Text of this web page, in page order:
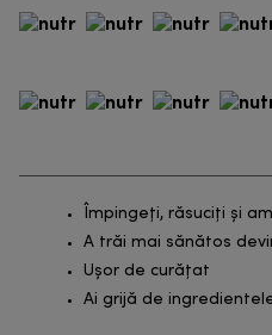
Împingeți, răsuciți și
A trăi mai sănătos
Ușor de curățat
Ai grijă de